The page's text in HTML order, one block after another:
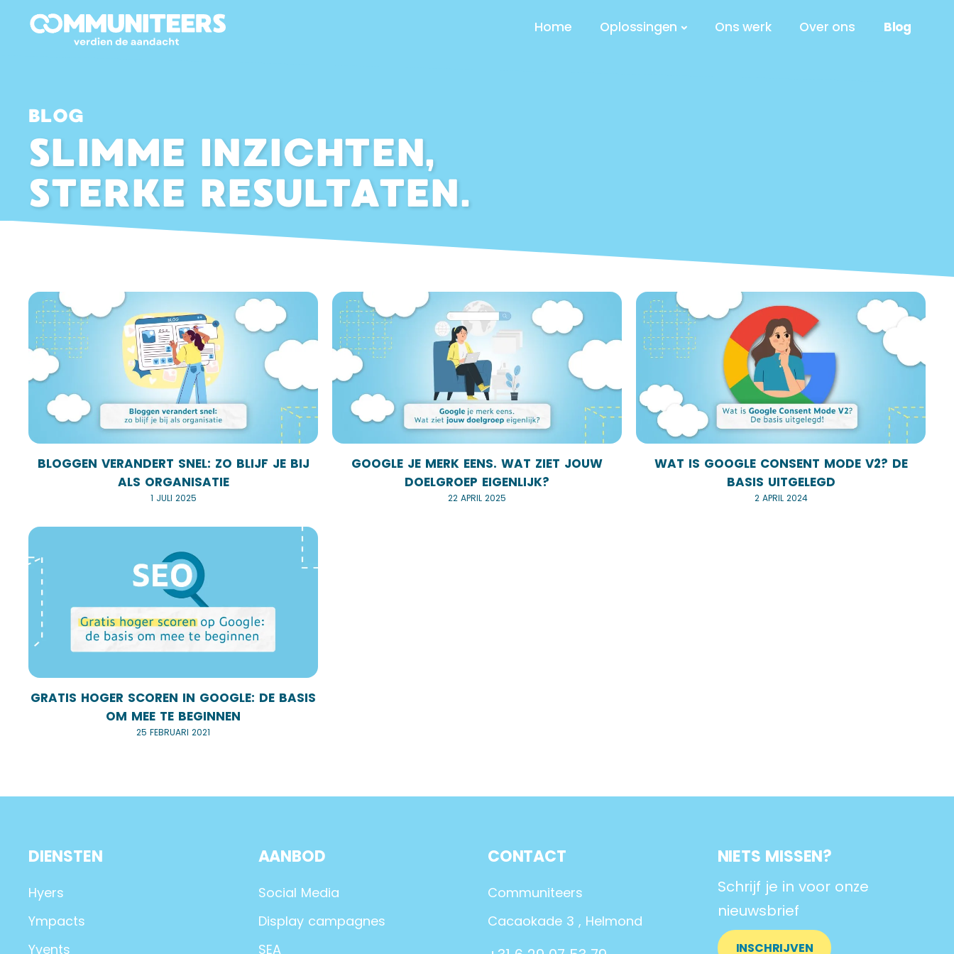
Home Oplossingen Ons werk Over ons Blog
BLOG
SLIMME INZICHTEN,
STERKE RESULTATEN.
BLOGGEN VERANDERT SNEL: ZO BLIJF JE BIJ
ALS ORGANISATIE
1 JULI 2025
GOOGLE JE MERK EENS. WAT ZIET JOUW
DOELGROEP EIGENLIJK?
22 APRIL 2025
WAT IS GOOGLE CONSENT MODE V2? DE
BASIS UITGELEGD
2 APRIL 2024
GRATIS HOGER SCOREN IN GOOGLE: DE BASIS
OM MEE TE BEGINNEN
25 FEBRUARI 2021
DIENSTEN
Hyers
Ympacts
Yvents
AANBOD
Social Media
Display campagnes
SEA
CONTACT
Communiteers
Cacaokade 3 , Helmond
NIETS MISSEN?
Schrijf je in voor onze
nieuwsbrief
INSCHRIJVEN